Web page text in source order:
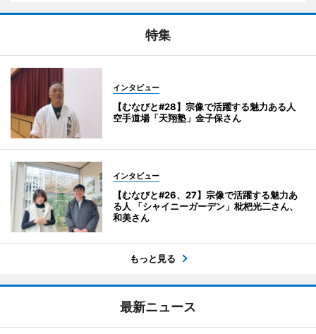
特集
インタビュー
【むなびと#28】宗像で活躍する魅力ある人
空手道場「天翔塾」金子保さん
インタビュー
【むなびと#26、27】宗像で活躍する魅力あ
る人 「シャイニーガーデン」枇杷光二さん、
和美さん
もっと見る
最新ニュース